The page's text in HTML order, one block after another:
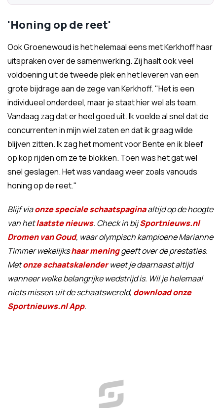
'Honing op de reet'
Ook Groenewoud is het helemaal eens met Kerkhoff haar
uitspraken over de samenwerking. Zij haalt ook veel
voldoening uit de tweede plek en het leveren van een
grote bijdrage aan de zege van Kerkhoff. "Het is een
individueel onderdeel, maar je staat hier wel als team.
Vandaag zag dat er heel goed uit. Ik voelde al snel dat de
concurrenten in mijn wiel zaten en dat ik graag wilde
blijven zitten. Ik zag het moment voor Bente en ik bleef
op kop rijden om ze te blokken. Toen was het gat wel
snel geslagen. Het was vandaag weer zoals vanouds
honing op de reet."
Blijf viaonze speciale schaatspaginaaltijd op de hoogte
van hetlaatste nieuws. Check in bijSportnieuws.nl
Dromen van Goud, waar olympisch kampioene Marianne
Timmer wekelijkshaar meninggeeft over de prestaties.
Metonze schaatskalenderweet je daarnaast altijd
wanneer welke belangrijke wedstrijd is. Wil je helemaal
niets missen uit de schaatswereld, download onze
Sportnieuws.nl App.